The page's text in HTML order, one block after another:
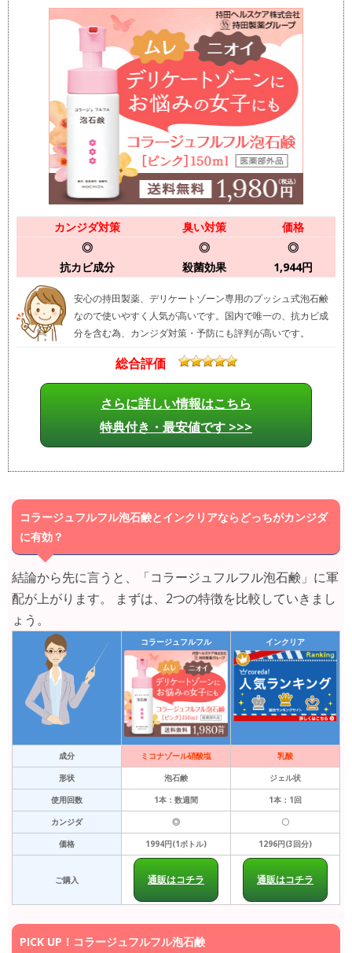
カンジダ対策 臭い対策
価格
◎
抗カビ成分
◎
殺菌効果
◎
1,944円
安心の持田製薬、デリケートゾーン専用のプッシュ式泡石鹸
なので使いやすく人気が高いです。国内で唯一の、抗カビ成
分を含む為、カンジダ対策・予防にも評判が高いです。
総合評価
さらに詳しい情報はこちら
特典付き・最安値です >>>
コラージュフルフル泡石鹸とインクリアならどっちがカンジダ
に有効？
結論から先に言うと、「コラージュフルフル泡石鹸」に軍
配が上がります。 まずは、2つの特徴を比較していきまし
ょう。
コラージュフルフル インクリア
成分 ミコナゾール硝酸塩
乳酸
形状
泡石鹸
ジェル状
使用回数
1本：数週間
1本：1回
カンジダ
◎
〇
価格
1994円(1ボトル) 1296円(3回分)
ご購入 通販はコチラ 通販はコチラ
PICK UP！コラージュフルフル泡石鹸